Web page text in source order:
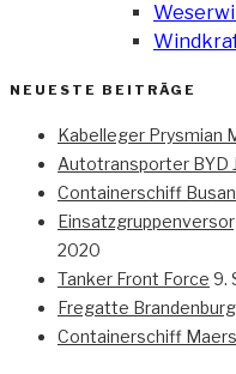
NEUESTE BEITRÄGE
Kabelleger Prysmian
Autotransporter BYD
Containerschiff
2020
Tanker Front Force 9.
Fregatte
Containerschiff